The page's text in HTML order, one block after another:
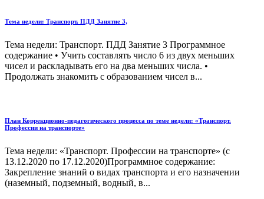
Тема недели: Транспорт. ПДД Занятие 3,
Тема недели: Транспорт. ПДД Занятие 3 Программное
содержание • Учить составлять число 6 из двух меньших
чисел и раскладывать его на два меньших числа. •
Продолжать знакомить с образованием чисел в...
План Коррекционно-педагогического процесса по теме недели: «Транспорт.
Профессии на транспорте»
Тема недели: «Транспорт. Профессии на транспорте» (с
13.12.2020 по 17.12.2020)Программное содержание:
Закрепление знаний о видах транспорта и его назначении
(наземный, подземный, водный, в...